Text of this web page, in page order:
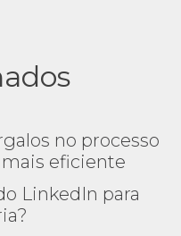
no processo
eficiente
LinkedIn para